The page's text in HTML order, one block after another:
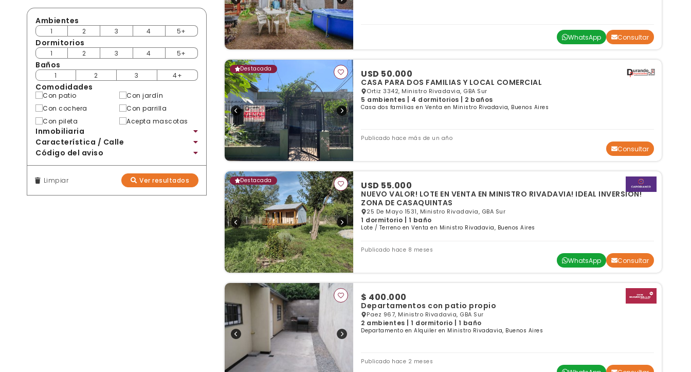
Ambientes
1 2 3 4 5+
Dormitorios
1 2 3 4 5+
Baños
1 2 3 4+
Comodidades
Con patio
Con jardín
Con cochera
Con parrilla
Con pileta
Acepta mascotas
Inmobiliaria
Característica / Calle
Código del aviso
Limpiar Ver resultados
WhatsApp Consultar
Destacada USD 50.000
CASA PARA DOS FAMILIAS Y LOCAL COMERCIAL
Ortiz 3342, Ministro Rivadavia, GBA Sur
5 ambientes | 4 dormitorios | 2 baños
Casa dos familias en Venta en Ministro Rivadavia, Buenos Aires
Publicado hace más de un año
Consultar
Destacada USD 55.000
NUEVO VALOR! LOTE EN VENTA EN MINISTRO RIVADAVIA! IDEAL INVERSION!
ZONA DE CASAQUINTAS
25 De Mayo 1531, Ministro Rivadavia, GBA Sur
1 dormitorio | 1 baño
Lote / Terreno en Venta en Ministro Rivadavia, Buenos Aires
Publicado hace 8 meses
WhatsApp Consultar
$ 400.000
Departamentos con patio propio
Paez 967, Ministro Rivadavia, GBA Sur
2 ambientes | 1 dormitorio | 1 baño
Departamento en Alquiler en Ministro Rivadavia, Buenos Aires
Publicado hace 2 meses